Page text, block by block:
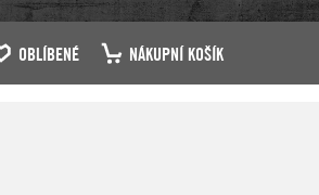
OBLÍBENÉ NÁKUPNÍ KOŠÍK